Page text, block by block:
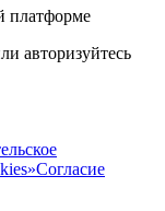
платформе
авторизуйтесь
Согласие